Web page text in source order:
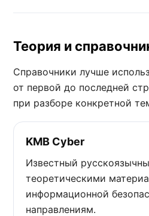
Теория и
Справочники лучше
от первой до последней
при разборе конкретной
KMB Cyber
Известный
теоретическими
информационной
направлениям.